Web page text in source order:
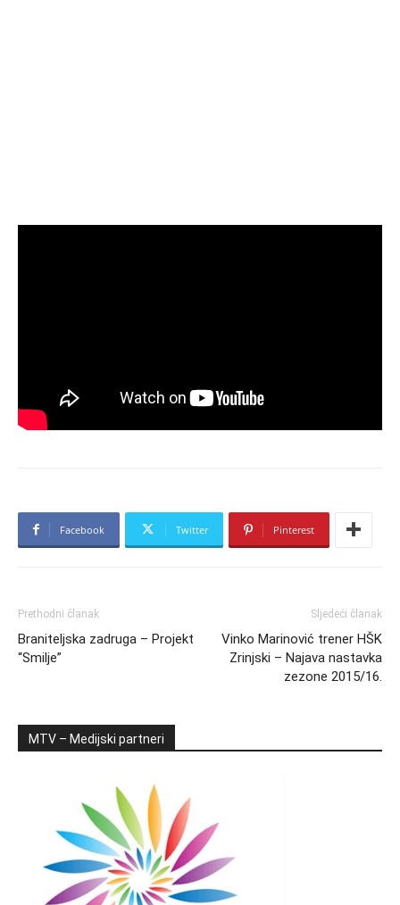
Facebook Twitter Pinterest
Prethodni članak
Braniteljska zadruga – Projekt
“Smilje”
Sljedeći članak
Vinko Marinović trener HŠK
Zrinjski – Najava nastavka
zezone 2015/16.
MTV – Medijski partneri